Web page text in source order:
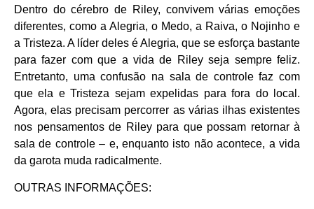
Dentro do cérebro de Riley, convivem várias emoções
diferentes, como a Alegria, o Medo, a Raiva, o Nojinho e
a Tristeza. A líder deles é Alegria, que se esforça bastante
para fazer com que a vida de Riley seja sempre feliz.
Entretanto, uma confusão na sala de controle faz com
que ela e Tristeza sejam expelidas para fora do local.
Agora, elas precisam percorrer as várias ilhas existentes
nos pensamentos de Riley para que possam retornar à
sala de controle – e, enquanto isto não acontece, a vida
da garota muda radicalmente.
OUTRAS INFORMAÇÕES: